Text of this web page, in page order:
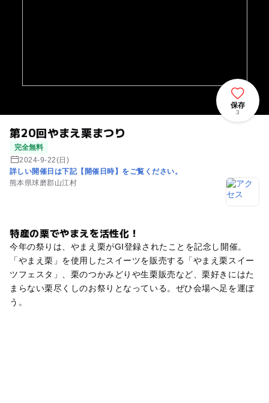
第20回やまえ栗まつり
完全無料
2024-9-22(日)
詳しい開催日は下記【開催日時】をご覧ください。
熊本県球磨郡山江村
保存
3
特産の栗でやまえを活性化！
今年の祭りは、やまえ栗がGI登録されたことを記念し開催。
「やまえ栗」を使用したスイーツを販売する「やまえ栗スイー
ツフェスタ」、栗のつかみどりや生栗販売など、栗好きにはた
まらない栗尽くしのお祭りとなっている。ぜひ会場へ足を運ぼ
う。